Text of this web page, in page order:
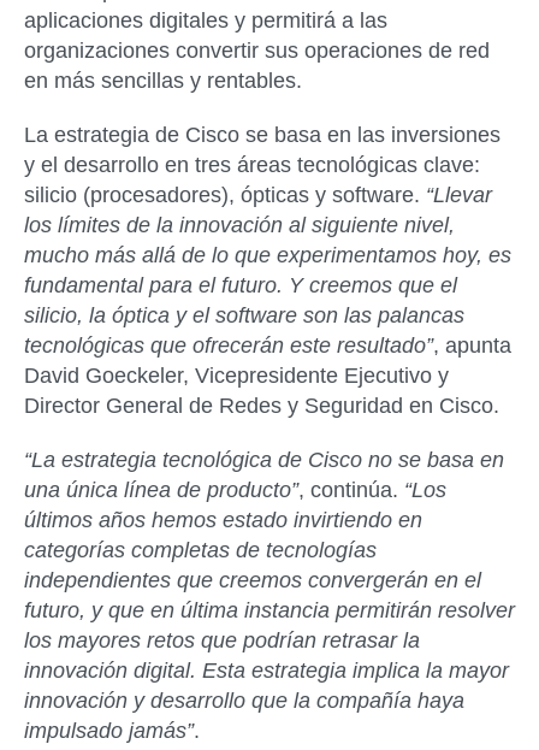
aplicaciones digitales y permitirá a las
organizaciones convertir sus operaciones de red
en más sencillas y rentables.
La estrategia de Cisco se basa en las inversiones
y el desarrollo en tres áreas tecnológicas clave:
silicio (procesadores), ópticas y software. “Llevar
los límites de la innovación al siguiente nivel,
mucho más allá de lo que experimentamos hoy, es
fundamental para el futuro. Y creemos que el
silicio, la óptica y el software son las palancas
tecnológicas que ofrecerán este resultado”, apunta
David Goeckeler, Vicepresidente Ejecutivo y
Director General de Redes y Seguridad en Cisco.
“La estrategia tecnológica de Cisco no se basa en
una única línea de producto”, continúa. “Los
últimos años hemos estado invirtiendo en
categorías completas de tecnologías
independientes que creemos convergerán en el
futuro, y que en última instancia permitirán resolver
los mayores retos que podrían retrasar la
innovación digital. Esta estrategia implica la mayor
innovación y desarrollo que la compañía haya
impulsado jamás”.